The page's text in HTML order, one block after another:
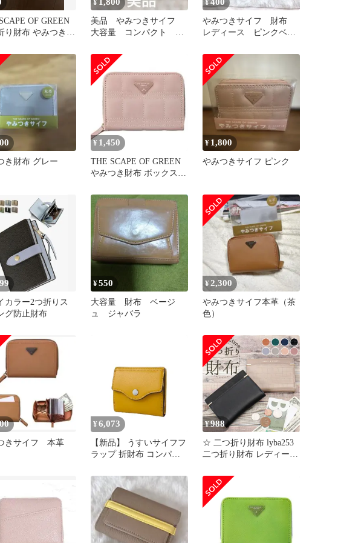
OF GREEN
り財布 やみつき財
¥ 1,800
美品 やみつきサイフ
大容量 コンパクト お
¥400
やみつきサイフ 財布
レディース ピンクベー
き財布 グレー
¥ 1,450
THE SCAPE OF GREEN
やみつき財布 ボックスス
¥ 1,800
やみつきサイフ ピンク
ラー2つ折りス
グ防止財布
¥550
大容量 財布 ベージ
ュ ジャバラ
¥2,300
やみつきサイフ本革（茶
色）
きサイフ 本革
¥ 6,073
【新品】 うすいサイフフ
ラップ 折財布 コンパク
¥988
☆ 二つ折り財布 lyba253
二つ折り財布 レディース
財布 小銭入れ ウォレッ
ト さいふ 二つ折り サイ
フ カード入れ お札入れ
コンパクト 小さめ かわ
いい 大人 おしゃれ